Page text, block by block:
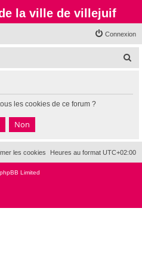
la ville de villejuif
Connexion
c
les cookies de ce forum ?
Heures au format UTC+02:00
les cookies
Limited